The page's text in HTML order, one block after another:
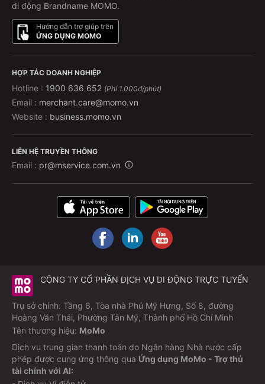
di động Brandname MOMO.
Hướng dẫn trợ giúp trên
ỨNG DỤNG MOMO
HỢP TÁC DOANH NGHIỆP
Hotline : 1900 636 652 (Phí 1.000đ/phút)
Email : merchant.care@momo.vn
Website : business.momo.vn
LIÊN HỆ TRUYỀN THÔNG
Email : pr@mservice.com.vn
CÔNG TY CỔ PHẦN DỊCH VỤ DI ĐỘNG TRỰC TUYẾN
Trụ sở chính: Tầng 6, Tòa nhà Phú Mỹ Hưng, Số 8, đường
Hoàng Văn Thái, Phường Tân Mỹ, Thành phố Hồ Chí Minh
Tên thương hiệu: MoMo
Dịch vụ trung gian thanh toán do Ngân hàng Nhà nước cấp
phép được cung ứng thông qua Ứng dụng MoMo - Trợ thủ
tài chính với AI: